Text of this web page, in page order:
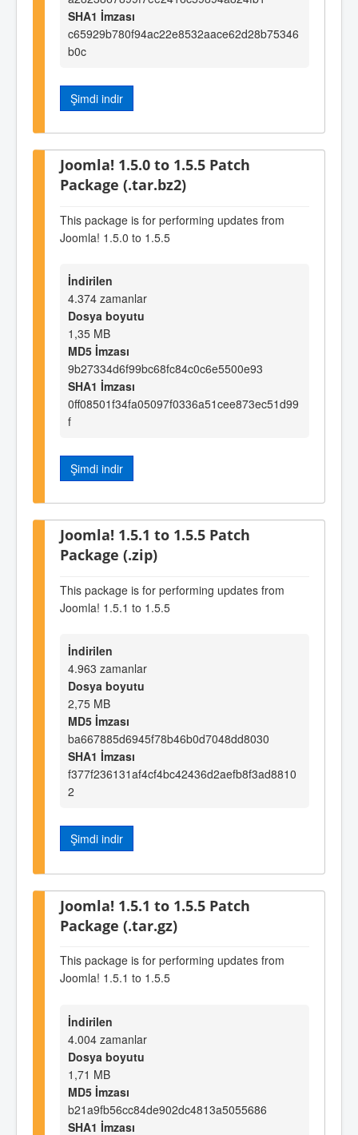
SHA1 İmzası
c65929b780f94ac22e8532aace62d28b75346
b0c
Şimdi indir
Joomla! 1.5.0 to 1.5.5 Patch
Package (.tar.bz2)
This package is for performing updates from
Joomla! 1.5.0 to 1.5.5
İndirilen
4.374 zamanlar
Dosya boyutu
1,35 MB
MD5 İmzası
9b27334d6f99bc68fc84c0c6e5500e93
SHA1 İmzası
0ff08501f34fa05097f0336a51cee873ec51d99
f
Şimdi indir
Joomla! 1.5.1 to 1.5.5 Patch
Package (.zip)
This package is for performing updates from
Joomla! 1.5.1 to 1.5.5
İndirilen
4.963 zamanlar
Dosya boyutu
2,75 MB
MD5 İmzası
ba667885d6945f78b46b0d7048dd8030
SHA1 İmzası
f377f236131af4cf4bc42436d2aefb8f3ad8810
2
Şimdi indir
Joomla! 1.5.1 to 1.5.5 Patch
Package (.tar.gz)
This package is for performing updates from
Joomla! 1.5.1 to 1.5.5
İndirilen
4.004 zamanlar
Dosya boyutu
1,71 MB
MD5 İmzası
b21a9fb56cc84de902dc4813a5055686
SHA1 İmzası